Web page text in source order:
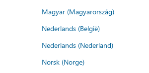
Magyar (Magyarország)
Nederlands (België)
Nederlands (Nederland)
Norsk (Norge)